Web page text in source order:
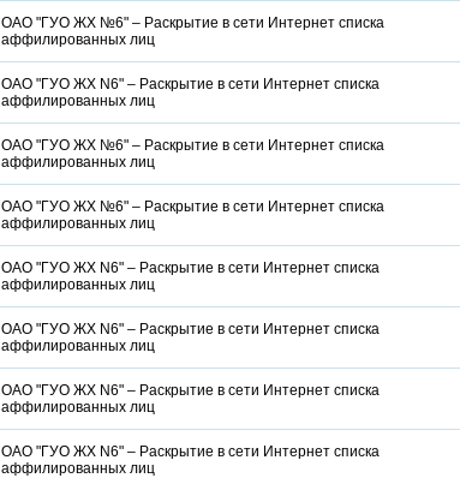
ОАО "ГУО ЖХ №6" – Раскрытие в сети Интернет списка
аффилированных лиц
ОАО "ГУО ЖХ N6" – Раскрытие в сети Интернет списка
аффилированных лиц
ОАО "ГУО ЖХ №6" – Раскрытие в сети Интернет списка
аффилированных лиц
ОАО "ГУО ЖХ №6" – Раскрытие в сети Интернет списка
аффилированных лиц
ОАО "ГУО ЖХ N6" – Раскрытие в сети Интернет списка
аффилированных лиц
ОАО "ГУО ЖХ N6" – Раскрытие в сети Интернет списка
аффилированных лиц
ОАО "ГУО ЖХ N6" – Раскрытие в сети Интернет списка
аффилированных лиц
ОАО "ГУО ЖХ N6" – Раскрытие в сети Интернет списка
аффилированных лиц